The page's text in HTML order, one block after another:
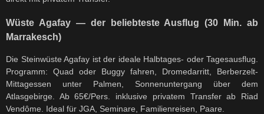
Wüste Agafay — der beliebteste Ausflug (30 Min. ab
Marrakesch)
Die Steinwüste Agafay ist der ideale Halbtages- oder Tagesausflug.
Programm: Quad oder Buggy fahren, Dromedarritt, Berberzelt-
Mittagessen unter Palmen, Sonnenuntergang über dem
Atlasgebirge. Ab 65€/Pers. inklusive privatem Transfer ab Riad
Vendôme. Ideal für JGA, Seminare, Familienreisen, Paare.